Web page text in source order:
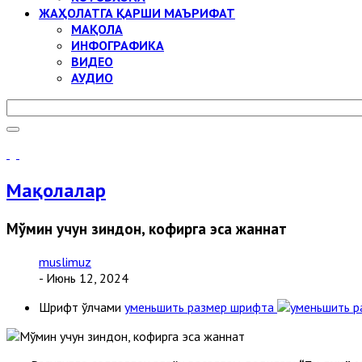
ЖАҲОЛАТГА ҚАРШИ МАЪРИФАТ
МАҚОЛА
ИНФОГРАФИКА
ВИДЕО
АУДИО
Мақолалар
Мўмин учун зиндон, кофирга эса жаннат
muslimuz
- Июнь 12, 2024
Шрифт ўлчами уменьшить размер шрифта